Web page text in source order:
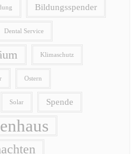
Bildungsspender
Dental Service
Klimaschutz
Ostern
Solar Spende